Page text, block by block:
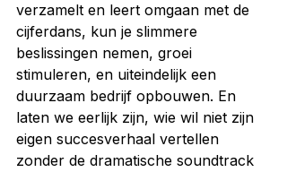
verzamelt en leert omgaan met de
cijferdans, kun je slimmere
beslissingen nemen, groei
stimuleren, en uiteindelijk een
duurzaam bedrijf opbouwen. En
laten we eerlijk zijn, wie wil niet zijn
eigen succesverhaal vertellen
zonder de dramatische soundtrack